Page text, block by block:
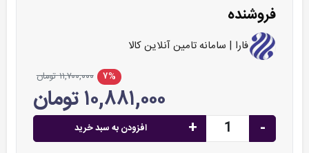
فروشنده
فارا | سامانه تامین آنلاین کالا
۱۱,۷۰۰,۰۰۰ تومان ۷%
۱۰,۸۸۱,۰۰۰ تومان
-
+ افزودن به سبد خرید